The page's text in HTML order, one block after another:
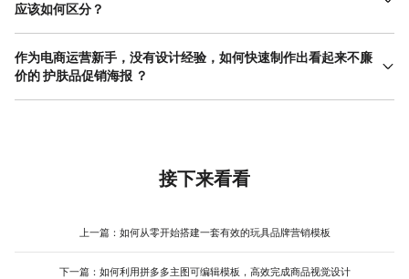
惠、品牌和行动按钮。次要信息如详细规则、多品展示，可考虑通
和颜色的对比建立清晰的阅读顺序，避免所有文字一样大。留白是
关键，它并非浪费空间，而是引导视觉焦点、提升高级感的重要手
应该如何区分？
不同功效的护肤品，其设计风格应紧扣产品带给用户的核心感受与
成分联想。对于美白、淡斑类产品，海报主视觉可倾向使用干净、
明亮的色调（如白色、浅蓝、银色），搭配光感、透亮的视觉元
修复类产品，常用低饱和的 莫兰迪色 系（如米白、淡紫、灰绿），
是确保风格精准的有效方法。
作为电商运营新手，没有设计经验，如何快速制作出看起来不廉
价的 护肤品促销海报 ？
新手要避免廉价感，需避开几个常见误区：避免使用过多高饱和度
设计室这类提供大量电商模板的平台，直接搜索“护肤品”、“美妆”、
“大牌感”等关键词，筛选出点赞或使用量高的竖版模板。这些模板通
替换上自己的产品图，并根据模板的配色逻辑微调文字颜色，确保
系、如何运用小元素提升精致感的。这种方法能让你在零基础的情
接下来看看
上一篇： 如何从零开始搭建一套有效的玩具品牌营销模板
下一篇： 如何利用拼多多主图可编辑模板，高效完成商品视觉设计